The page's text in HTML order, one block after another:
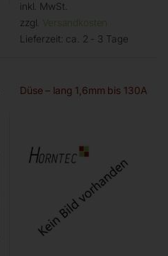
inkl. MwSt.
zzgl. Versandkosten
Lieferzeit: ca. 2 - 3 Tage
Düse – lang 1,6mm bis 130A